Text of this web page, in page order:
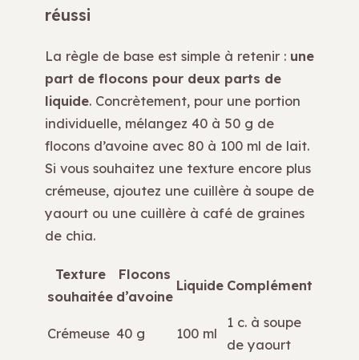
réussi
La règle de base est simple à retenir : une
part de flocons pour deux parts de
liquide. Concrètement, pour une portion
individuelle, mélangez 40 à 50 g de
flocons d’avoine avec 80 à 100 ml de lait.
Si vous souhaitez une texture encore plus
crémeuse, ajoutez une cuillère à soupe de
yaourt ou une cuillère à café de graines
de chia.
Texture
souhaitée
Flocons
d’avoine
Liquide Complément
Crémeuse 40 g 100 ml
1 c. à soupe
de yaourt